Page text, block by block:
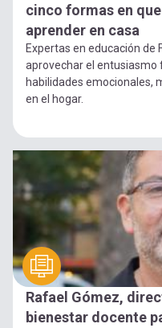
cinco formas en
aprender en casa
Expertas en educación de
aprovechar el
habilidades emocionales,
en el hogar.
Rafael Gómez,
bienestar docente